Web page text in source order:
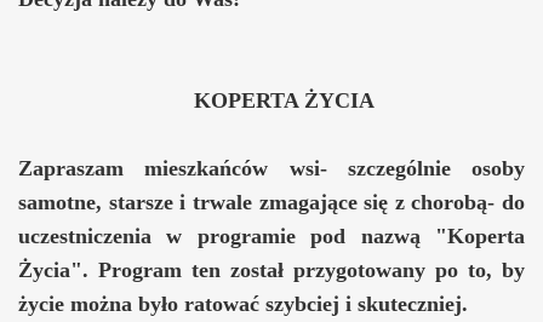
KOPERTA ŻYCIA
Zapraszam mieszkańców wsi- szczególnie osoby
samotne, starsze i trwale zmagające się z chorobą- do
uczestniczenia w programie pod nazwą "Koperta
Życia". Program ten został przygotowany po to, by
życie można było ratować szybciej i skuteczniej.